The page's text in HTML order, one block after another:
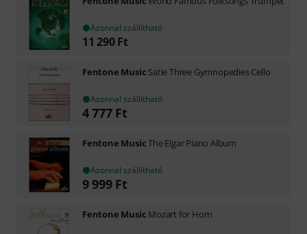
Azonnal szállítható
11 290 Ft
Fentone Music Satie Three Gymnopedies Cello
Azonnal szállítható
4 777 Ft
Fentone MusicThe Elgar Piano Album
Azonnal szállítható
9 999 Ft
Fentone Music Mozart for Horn